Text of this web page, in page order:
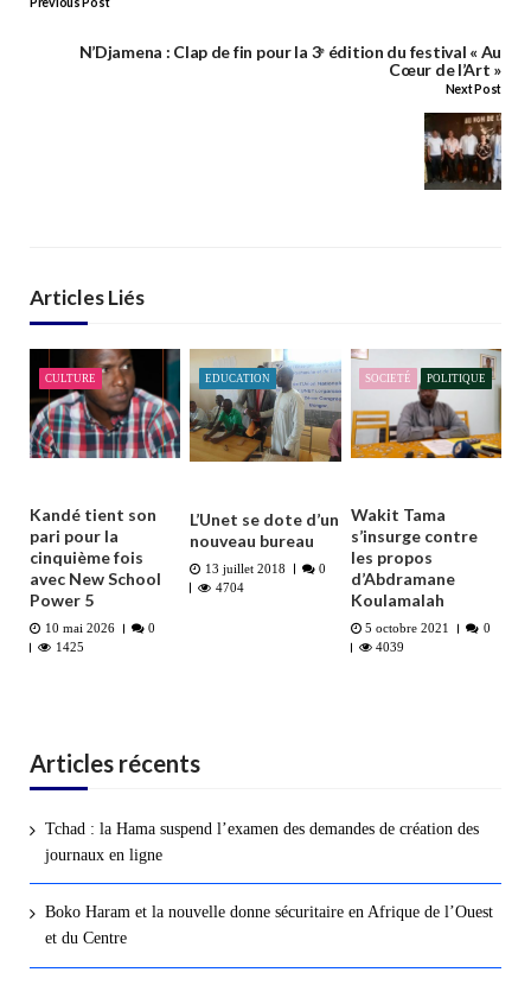
N’Djamena : Clap de fin pour la 3ᵉ édition du festival « Au
Cœur de l’Art »
Next Post
Articles Liés
CULTURE
Kandé tient son
pari pour la
cinquième fois
avec New School
Power 5
10 mai 2026
0
1425
EDUCATION
L’Unet se dote d’un
nouveau bureau
13 juillet 2018
0
4704
SOCIETÉ POLITIQUE
Wakit Tama
s’insurge contre
les propos
d’Abdramane
Koulamalah
5 octobre 2021
0
4039
Articles récents
Tchad : la Hama suspend l’examen des demandes de création des
journaux en ligne
Boko Haram et la nouvelle donne sécuritaire en Afrique de l’Ouest
et du Centre